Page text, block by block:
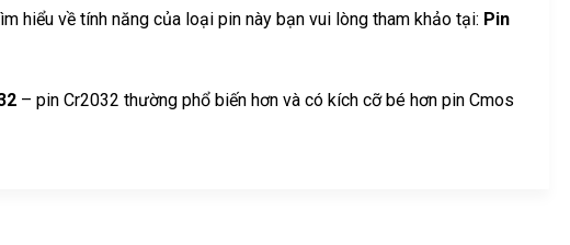
hiểu về tính năng của loại pin này bạn vui lòng tham khảo tại: Pin
– pin Cr2032 thường phổ biến hơn và có kích cỡ bé hơn pin Cmos